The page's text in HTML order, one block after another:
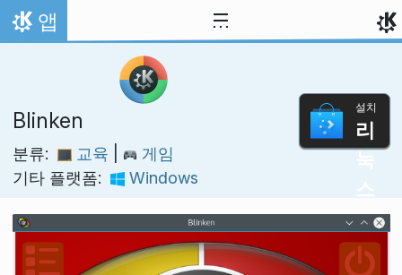
내용으로 이동
홈
앱
Blinken
분류: 교육
게임
기타 플랫폼:
Windows
설치
리